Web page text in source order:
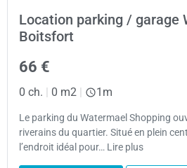
Location parking / garage
Boitsfort
66 €
0 ch. | 0 m2 | 1m
Le parking du Watermael Shopping
riverains du quartier. Situé en plein
l’endroit idéal pour… Lire plus